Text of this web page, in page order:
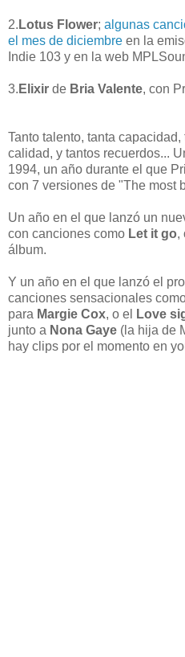
2. Lotus Flower; algunas
el mes de diciembre en la
Indie 103 y en la web
3. Elixir de Bria Valente, con
Tanto talento, tanta
calidad, y tantos recuerdos...
1994, un año durante el que
con 7 versiones de "The most
Un año en el que lanzó un
con canciones como Let it go,
álbum.
Y un año en el que lanzó el
canciones sensacionales
para Margie Cox, o el Love
junto a Nona Gaye (la hija de
hay clips por el momento en